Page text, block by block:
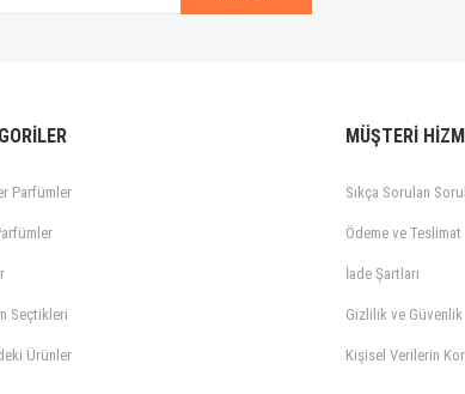
Parfümler
Seçtikleri
Ürünler
MÜŞTERİ
Sıkça Sorulan
Ödeme ve Teslimat
İade Şartları
Gizlilik ve Güvenlik
Kişisel Verilerin